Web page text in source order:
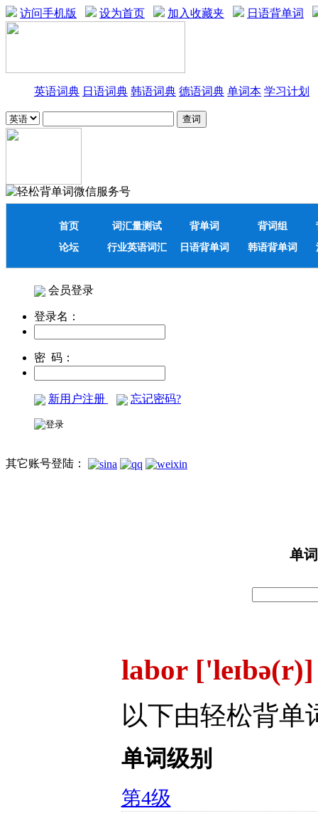
访问手机版 设为首页 加入收藏夹 日语背单词
英语词典 日语词典 韩语词典 德语词典 单词本 学习计划
首页 词汇量测试 背单词 背词组
论坛
行业英语词汇 日语背单词 韩语背单词
会员登录
登录名：
密 码：
新用户注册 忘记密码?
其它账号登陆：
单
labor
以下由轻松背单
单词级别
第4级